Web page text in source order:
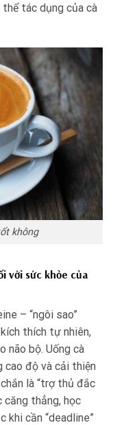
thể tác dụng của cà
không
với sức khỏe của
– “ngôi sao”
thích tự nhiên,
não bộ. Uống cà
cao độ và cải thiện
là “trợ thủ đắc
căng thẳng, học
khi cần “deadline”